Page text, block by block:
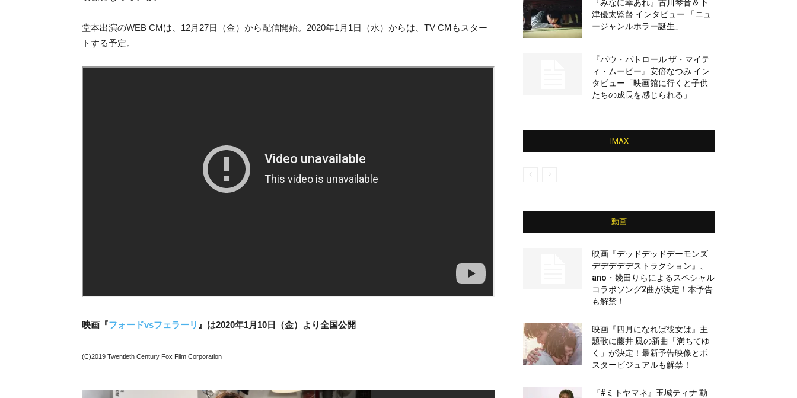
堂本出演のWEB CMは、12月27日（金）から配信開始。2020年1月1日（水）からは、TV CMもスター
トする予定。
映画『フォードvsフェラーリ 』 は2020年1月10日（金）より全国公開
(C)2019 Twentieth Century Fox Film Corporation
『みなに幸あれ』古川琴音＆下
津優太監督 インタビュー 「ニュ
ージャンルホラー誕生」
『パウ・パトロール ザ・マイテ
ィ・ムービー』安倍なつみ イン
タビュー「映画館に行くと子供
たちの成長を感じられる」
IMAX
動画
映画『デッドデッドデーモンズ
デデデデデストラクション』、
ano・幾田りらによるスペシャル
コラボソング2曲が決定！本予告
も解禁！
映画『四月になれば彼女は』主
題歌に藤井 風の新曲「満ちてゆ
く」が決定！最新予告映像とポ
スタービジュアルも解禁！
『#ミトヤマネ』玉城ティナ 動